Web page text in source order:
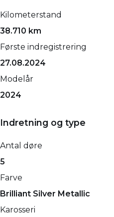
Kilometerstand
38.710 km
Første indregistrering
27.08.2024
Modelår
2024
Indretning og type
Antal døre
5
Farve
Brilliant Silver Metallic
Karosseri